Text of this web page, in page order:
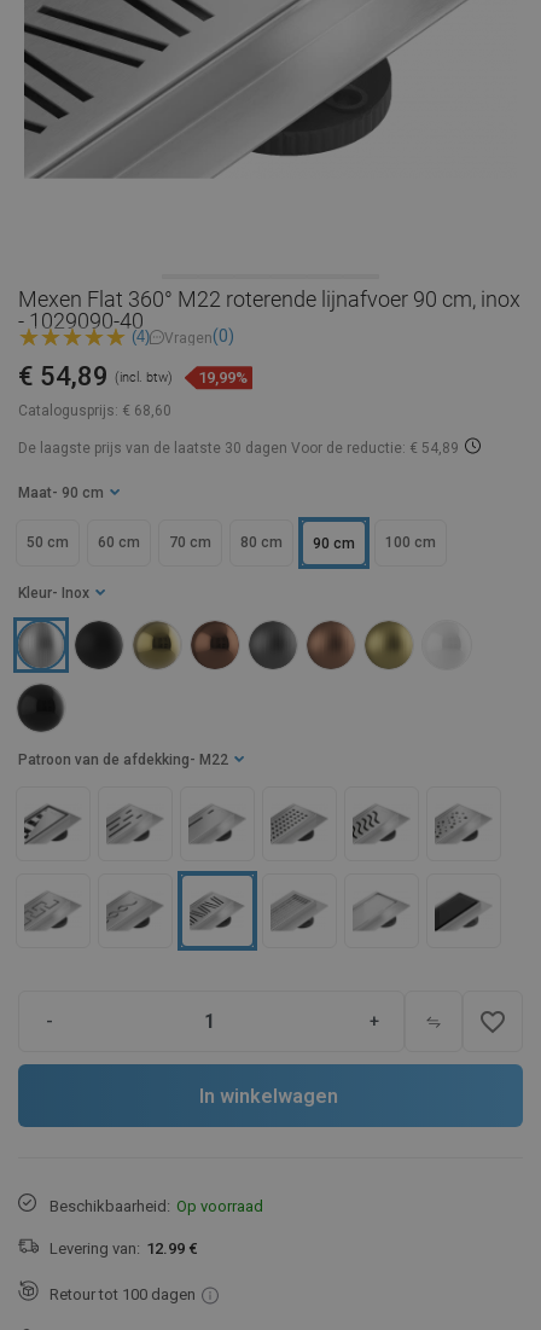
Mexen Flat 360° M22 roterende lijnafvoer 90 cm, inox
- 1029090-40
(4) Vragen(0)
Catalogusprijs: € 68,60
€ 54,89 (incl. btw) 19,99%
De laagste prijs van de laatste 30 dagen Voor de reductie: € 54,89
Maat - 90 cm
50 cm 60 cm 70 cm 80 cm 90 cm 100 cm
Kleur - Inox
Patroon van de afdekking - M22
- + favorite_border
In winkelwagen
Beschikbaarheid: Op voorraad
Levering van: 12.99 €
Retour tot 100 dagen